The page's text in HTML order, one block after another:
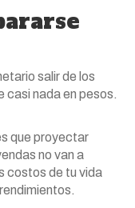
salir de los
casi nada en pesos.
que proyectar
no van a
costos de tu vida